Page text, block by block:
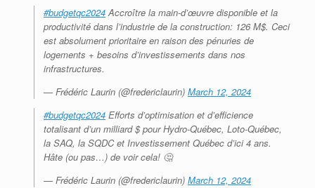
#budgetqc2024Accroître la main-d’œuvre disponible et la
productivité dans l’industrie de la construction: 126 M$. Ceci
est absolument prioritaire en raison des pénuries de
logements + besoins d’investissements dans nos
infrastructures.
— Frédéric Laurin (@fredericlaurin) March 12, 2024
#budgetqc2024 Efforts d’optimisation et d’efficience
totalisant d’un milliard $ pour Hydro-Québec, Loto-Québec,
la SAQ, la SQDC et Investissement Québec d’ici 4 ans.
Hâte (ou pas…) de voir cela! 🤔
— Frédéric Laurin (@fredericlaurin) March 12, 2024